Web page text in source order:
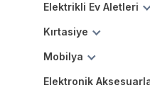
Elektrikli Ev Aletleri
Kırtasiye
Mobilya
Elektronik